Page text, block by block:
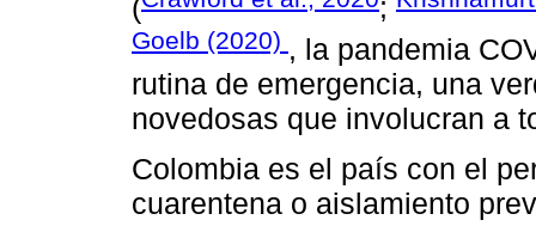
(
;
Goelb (2020) , la pandemia
rutina de emergencia, una
novedosas que involucran a
Colombia es el país con el
cuarentena o aislamiento